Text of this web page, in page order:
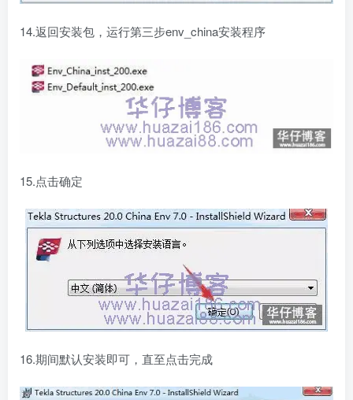
14.返回安装包，运行第三步env_china安装程序
15.点击确定
16.期间默认安装即可，直至点击完成